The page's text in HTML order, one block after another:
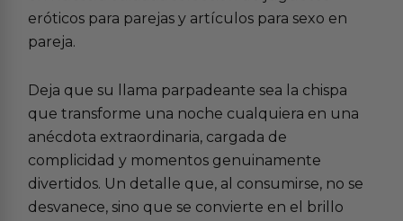
eróticos para parejas y artículos parasexo en
pareja.
Deja que su llama parpadeante sea la chispa
que transforme una noche cualquiera en una
anécdota extraordinaria, cargada de
complicidad y momentos genuinamente
divertidos. Un detalle que, al consumirse, no se
desvanece, sino que se convierte en el brillo